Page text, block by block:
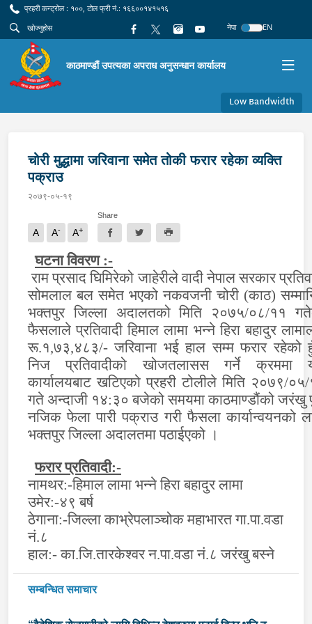
प्रहरी कन्ट्रोल : १००, टोल फ्री नं.: १६६००१४१५१६
नेपा
EN
काठमाण्डौं उपत्यका अपराध अनुसन्धान कार्यालय
Low Bandwidth
चोरी मुद्धामा जरिवाना समेत तोकी फरार रहेका व्यक्ति
पक्राउ
२०७९-०५-१९
A A- A+
Share
घटना विवरण :-
राम प्रसाद घिमिरेको जाहेरीले वादी नेपाल सरकार
सोमलाल बल समेत भएको नकवजनी चोरी (काठ)
भक्तपुर जिल्ला अदालतको मिति २०७५/०८/११
फैसलाले प्रतिवादी हिमाल लामा भन्ने हिरा बहादुर
रू.१,७३,४८३/- जरिवाना भई हाल सम्म फरार रहेको
निज प्रतिवादीको खोजतलासस गर्ने क्रममा
कार्यालयबाट खटिएको प्रहरी टोलीले मिति २०७९/
गते अन्दाजी १४:३० बजेको समयमा काठमाण्डौंको जरंखु
नजिक फेला पारी पक्राउ गरी फैसला कार्यान्वयनको
भक्तपुर जिल्ला अदालतमा पठाईएको ।
फरार प्रतिवादी:-
नामथर:-हिमाल लामा भन्ने हिरा बहादुर लामा
उमेर:-४९ बर्ष
ठेगाना:-जिल्ला काभ्रेपलाञ्चोक महाभारत गा.पा.वडा
नं.८
हाल:- का.जि.तारकेश्वर न.पा.वडा नं.८ जरंखु बस्ने
सम्बन्धित समाचार